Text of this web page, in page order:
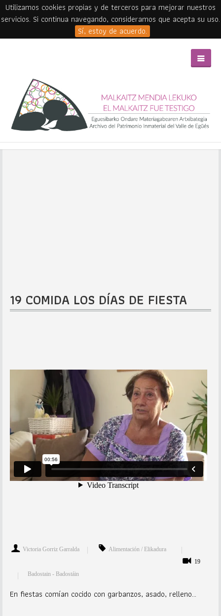
Utilizamos cookies propias y de terceros para mejorar nuestros
servicios. Si continua navegando, consideramos que acepta su uso.
Sí, estoy de acuerdo.
19 COMIDA LOS DÍAS DE FIESTA
Victoria Gorriz Garralda
Alimentación / Elikadura
19
Badostain - Badostáin
En fiestas comían cocido con garbanzos, asado, relleno...